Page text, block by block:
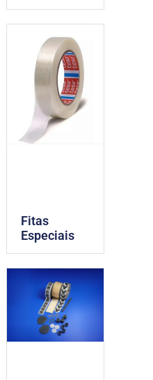
Fitas
Especiais